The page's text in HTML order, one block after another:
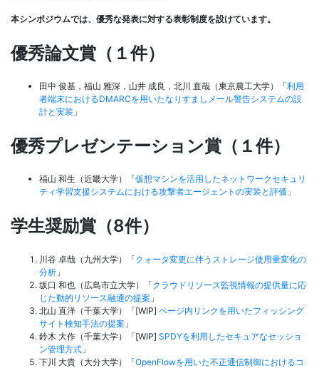
本シンポジウムでは、優秀な発表に対する表彰制度を設けています。
優秀論文賞（１件）
田中 俊基，福山 雅深，山井 成良，北川 直哉（東京農工大学）「利用
者端末におけるDMARCを用いたなりすましメール警告システムの設
計と実装 」
優秀プレゼンテーション賞（１件）
福山 和生（近畿大学）「仮想マシンを活用したネットワークセキュリ
ティ学習支援システムにおける攻撃者エージェントの実装と評価 」
学生奨励賞（8件）
川谷 卓哉（九州大学）「クォータ変更に伴うストレージ使用量変化の
分析 」
坂口 和也（広島市立大学）「クラウドリソース監視情報の提供量に応
じた動的リソース融通の提案 」
北山 直洋（千葉大学）「[WIP] ページ内リンクを用いたフィッシング
サイト検知手法の提案 」
鈴木 大作（千葉大学）「[WIP] SPDYを利用したセキュアなセッショ
ン管理方式 」
下川 大貴（大分大学）「OpenFlowを用いた不正通信制御におけるコ